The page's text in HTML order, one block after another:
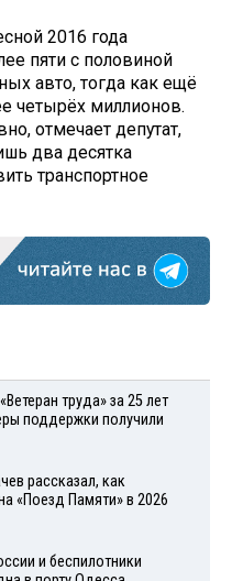
2016 года
пяти с половиной
авто, тогда как ещё
четырёх миллионов.
отмечает депутат,
два десятка
транспортное
труда» за 25 лет
поддержки получили
рассказал, как
«Поезд Памяти» в 2026
и беспилотники